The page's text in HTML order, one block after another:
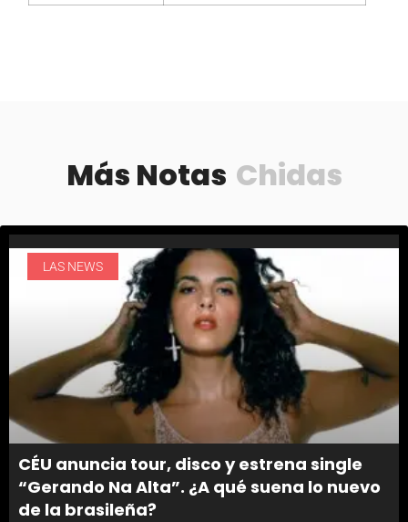
Más Notas Chidas
LAS NEWS
CÉU anuncia tour, disco y estrena single
“Gerando Na Alta”. ¿A qué suena lo nuevo
de la brasileña?